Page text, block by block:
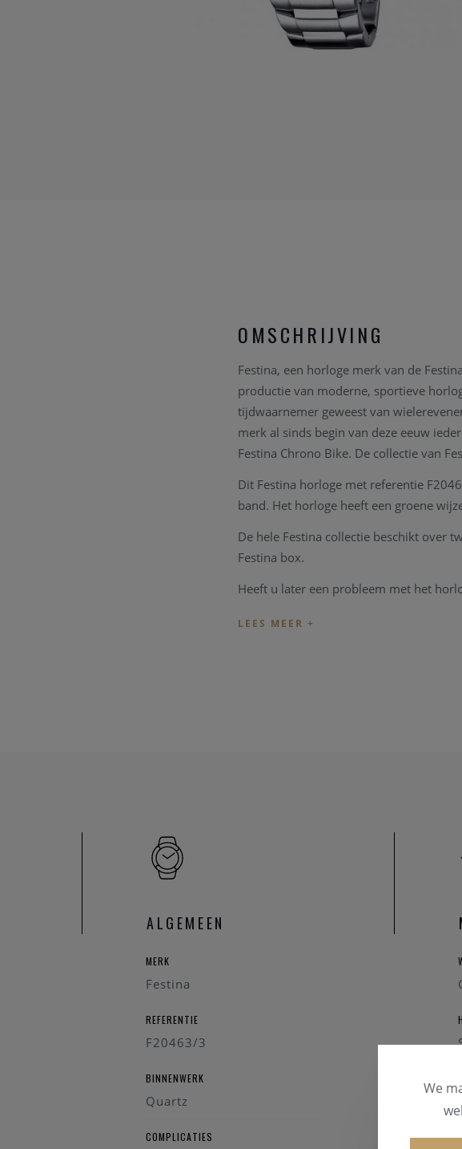
OMSCHRIJVING
Festina, een horloge merk van de
productie van moderne, sportieve
tijdwaarnemer geweest van
merk al sinds begin van deze eeuw
Festina Chrono Bike. De collectie van
Dit Festina horloge met referentie
band. Het horloge heeft een groene
De hele Festina collectie beschikt over
Festina box.
Heeft u later een probleem met het
ALGEMEEN
MERK
Festina
REFERENTIE
F20463/3
BINNENWERK
Quartz
COMPLICATIES
We